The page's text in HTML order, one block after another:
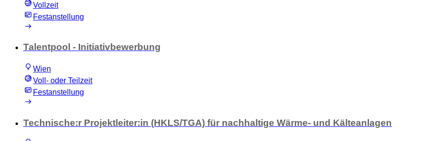
Vollzeit
Festanstellung
Talentpool - Initiativbewerbung
Wien
Voll- oder Teilzeit
Festanstellung
Technische:r Projektleiter:in (HKLS/TGA) für nachhaltige Wärme- und Kälteanlagen